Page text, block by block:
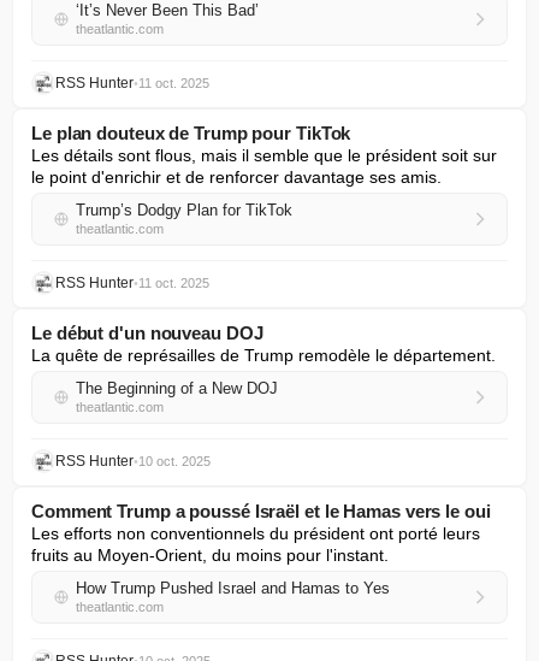
‘It’s Never Been This Bad’
theatlantic.com
RSS Hunter•11 oct. 2025
Le plan douteux de Trump pour TikTok
Les détails sont flous, mais il semble que le président soit sur
le point d'enrichir et de renforcer davantage ses amis.
Trump’s Dodgy Plan for TikTok
theatlantic.com
RSS Hunter•11 oct. 2025
Le début d'un nouveau DOJ
La quête de représailles de Trump remodèle le département.
The Beginning of a New DOJ
theatlantic.com
RSS Hunter•10 oct. 2025
Comment Trump a poussé Israël et le Hamas vers le oui
Les efforts non conventionnels du président ont porté leurs
fruits au Moyen-Orient, du moins pour l'instant.
How Trump Pushed Israel and Hamas to Yes
theatlantic.com